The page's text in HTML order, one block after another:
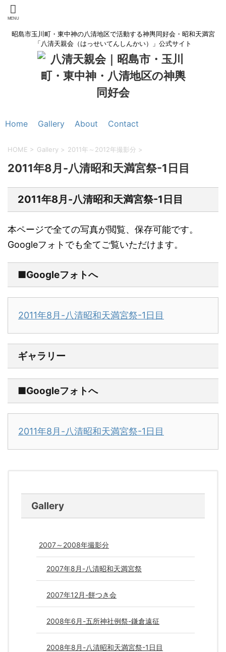
昭島市玉川町・東中神の八清地区で活動する神輿同好会・昭和天満宮
「八清天親会（はっせいてんしんかい）」公式サイト
Home Gallery About Contact
HOME > Gallery > 2011年～2012年撮影分 >
2011年8月-八清昭和天満宮祭-1日目
2011年8月-八清昭和天満宮祭-1日目
本ページで全ての写真が閲覧、保存可能です。
Googleフォトでも全てご覧いただけます。
■Googleフォトへ
2011年8月-八清昭和天満宮祭-1日目
ギャラリー
■Googleフォトへ
2011年8月-八清昭和天満宮祭-1日目
Gallery
2007～2008年撮影分
2007年8月-八清昭和天満宮祭
2007年12月-餅つき会
2008年6月-五所神社例祭-鎌倉遠征
2008年8月-八清昭和天満宮祭-1日目